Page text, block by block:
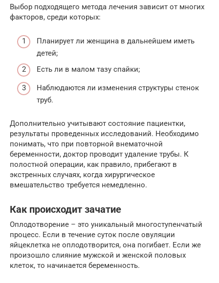
Выбор подходящего метода лечения зависит от многих
факторов, среди которых:
Планирует ли женщина в дальнейшем иметь
детей;
Есть ли в малом тазу спайки;
Наблюдаются ли изменения структуры стенок
труб.
Дополнительно учитывают состояние пациентки,
результаты проведенных исследований. Необходимо
понимать, что при повторной внематочной
беременности, доктор проводит удаление трубы. К
полостной операции, как правило, прибегают в
экстренных случаях, когда хирургическое
вмешательство требуется немедленно.
Как происходит зачатие
Оплодотворение – это уникальный многоступенчатый
процесс. Если в течение суток после овуляции
яйцеклетка не оплодотворится, она погибает. Если же
произошло слияние мужской и женской половых
клеток, то начинается беременность.